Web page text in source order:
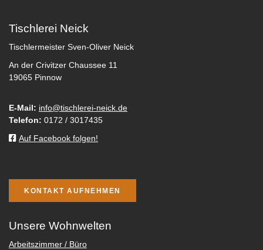
Tischlerei Neick
Tischlermeister Sven-Oliver Neick
An der Crivitzer Chaussee 11
19065 Pinnow
E-Mail: info@tischlerei-neick.de
Telefon: 0172 / 3017435
Auf Facebook folgen!
KONTAKT AUFNEHMEN
Unsere Wohnwelten
Arbeitszimmer / Büro